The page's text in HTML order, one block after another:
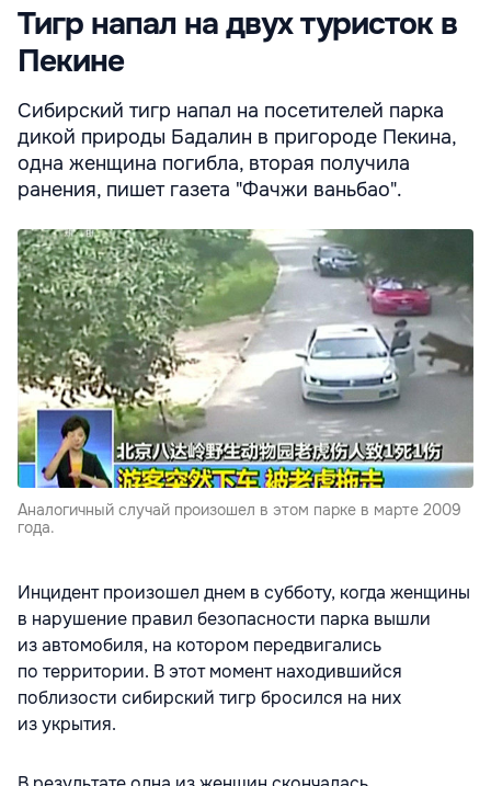
Тигр напал на двух туристок в
Пекине
Сибирский тигр напал на посетителей парка
дикой природы Бадалин в пригороде Пекина,
одна женщина погибла, вторая получила
ранения, пишет газета "Фачжи ваньбао".
Аналогичный случай произошел в этом парке в марте 2009
года.
Инцидент произошел днем в субботу, когда женщины
в нарушение правил безопасности парка вышли
из автомобиля, на котором передвигались
по территории. В этот момент находившийся
поблизости сибирский тигр бросился на них
из укрытия.